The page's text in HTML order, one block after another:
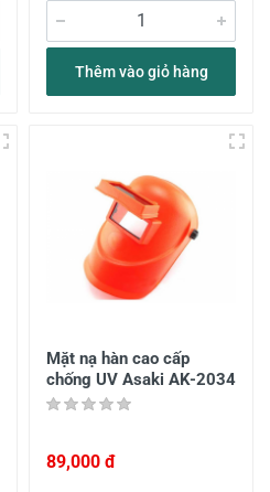
Thêm vào giỏ hàng
Mặt nạ hàn cao cấp
chống UV Asaki AK-2034
89,000 đ